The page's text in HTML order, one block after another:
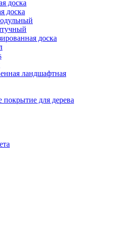
доска
доска
доска
ландшафтная
покрытие для дерева